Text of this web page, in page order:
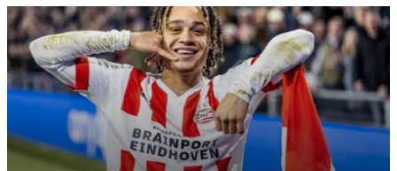
— Ekrem KONUR (@Ekremkonur)July 15, 2023